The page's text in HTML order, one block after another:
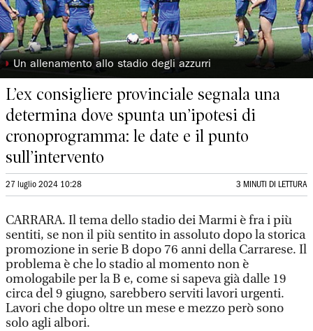
◗ Un allenamento allo stadio degli azzurri
L’ex consigliere provinciale segnala una
determina dove spunta un’ipotesi di
cronoprogramma: le date e il punto
sull’intervento
27 luglio 2024 10:28 3 MINUTI DI LETTURA
CARRARA. Il tema dello stadio dei Marmi è fra i più
sentiti, se non il più sentito in assoluto dopo la storica
promozione in serie B dopo 76 anni della Carrarese. Il
problema è che lo stadio al momento non è
omologabile per la B e, come si sapeva già dalle 19
circa del 9 giugno, sarebbero serviti lavori urgenti.
Lavori che dopo oltre un mese e mezzo però sono
solo agli albori.